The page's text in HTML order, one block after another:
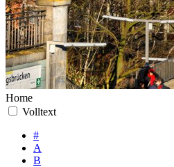
Home
Volltext
#
A
B